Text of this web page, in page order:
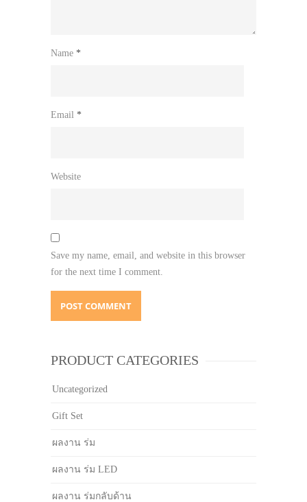
Name *
Email *
Website
Save my name, email, and website in this browser
for the next time I comment.
PRODUCT CATEGORIES
Uncategorized
Gift Set
ผลงาน ร่ม
ผลงาน ร่ม LED
ผลงาน ร่มกลับด้าน